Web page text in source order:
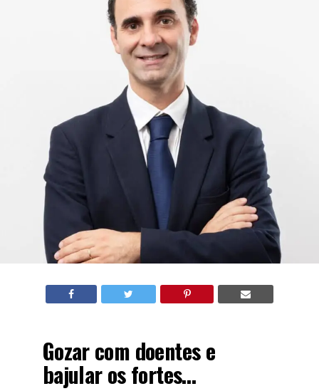
Gozar com doentes e
bajular os fortes…